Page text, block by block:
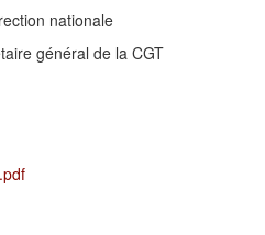
nationale
général de la CGT